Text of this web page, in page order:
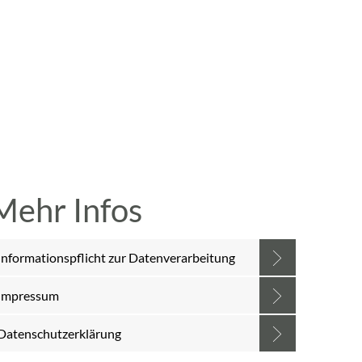
Infos
zur Datenverarbeitung